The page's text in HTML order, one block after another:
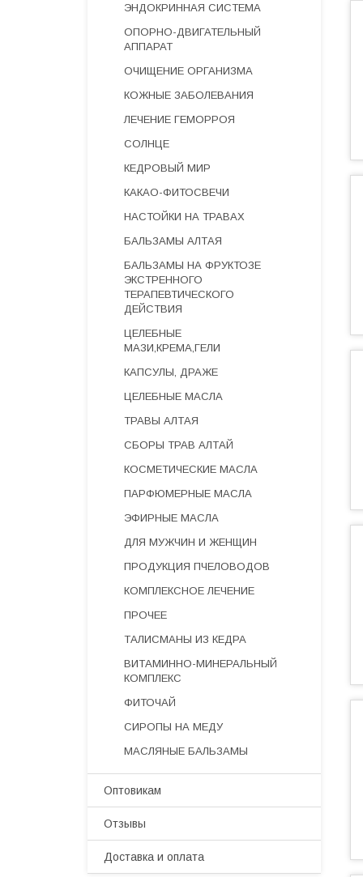
ЭНДОКРИННАЯ СИСТЕМА
ОПОРНО-ДВИГАТЕЛЬНЫЙ
АППАРАТ
ОЧИЩЕНИЕ ОРГАНИЗМА
КОЖНЫЕ ЗАБОЛЕВАНИЯ
ЛЕЧЕНИЕ ГЕМОРРОЯ
СОЛНЦЕ
КЕДРОВЫЙ МИР
КАКАО-ФИТОСВЕЧИ
НАСТОЙКИ НА ТРАВАХ
БАЛЬЗАМЫ АЛТАЯ
БАЛЬЗАМЫ НА ФРУКТОЗЕ
ЭКСТРЕННОГО
ТЕРАПЕВТИЧЕСКОГО
ДЕЙСТВИЯ
ЦЕЛЕБНЫЕ
МАЗИ,КРЕМА,ГЕЛИ
КАПСУЛЫ, ДРАЖЕ
ЦЕЛЕБНЫЕ МАСЛА
ТРАВЫ АЛТАЯ
СБОРЫ ТРАВ АЛТАЙ
КОСМЕТИЧЕСКИЕ МАСЛА
ПАРФЮМЕРНЫЕ МАСЛА
ЭФИРНЫЕ МАСЛА
ДЛЯ МУЖЧИН И ЖЕНЩИН
ПРОДУКЦИЯ ПЧЕЛОВОДОВ
КОМПЛЕКСНОЕ ЛЕЧЕНИЕ
ПРОЧЕЕ
ТАЛИСМАНЫ ИЗ КЕДРА
ВИТАМИННО-МИНЕРАЛЬНЫЙ
КОМПЛЕКС
ФИТОЧАЙ
СИРОПЫ НА МЕДУ
МАСЛЯНЫЕ БАЛЬЗАМЫ
Оптовикам
Отзывы
Доставка и оплата